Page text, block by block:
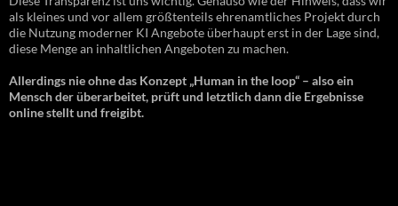
als kleines und vor allem größtenteils ehrenamtliches Projekt durch
die Nutzung moderner KI Angebote überhaupt erst in der Lage sind,
diese Menge an inhaltlichen Angeboten zu machen.
Allerdings nie ohne das Konzept „Human in the loop“ – also ein
Mensch der überarbeitet, prüft und letztlich dann die Ergebnisse
online stellt und freigibt.